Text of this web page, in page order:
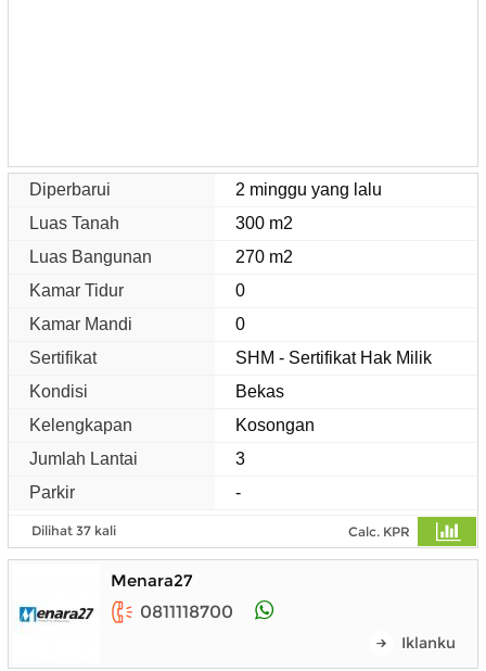
Diperbarui
2 minggu yang lalu
Luas Tanah
300 m2
Luas Bangunan
270 m2
Kamar Tidur
0
Kamar Mandi
0
Sertifikat
SHM - Sertifikat Hak Milik
Kondisi
Bekas
Kelengkapan
Kosongan
Jumlah Lantai
3
Parkir
-
Dilihat 37 kali Calc. KPR
Menara27
0811118700
Iklanku